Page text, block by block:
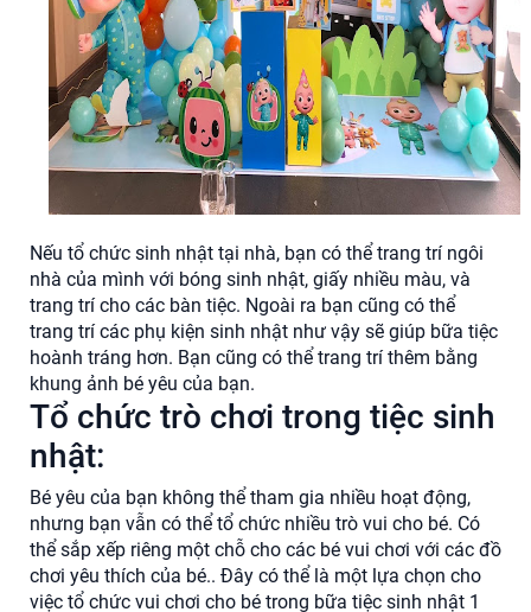
Nếu tổ chức sinh nhật tại nhà, bạn có thể trang trí ngôi
nhà của mình với bóng sinh nhật, giấy nhiều màu, và
trang trí cho các bàn tiệc. Ngoài ra bạn cũng có thể
trang trí các phụ kiện sinh nhật như vậy sẽ giúp bữa tiệc
hoành tráng hơn. Bạn cũng có thể trang trí thêm bằng
khung ảnh bé yêu của bạn.
Tổ chức trò chơi trong tiệc sinh
nhật:
Bé yêu của bạn không thể tham gia nhiều hoạt động,
nhưng bạn vẫn có thể tổ chức nhiều trò vui cho bé. Có
thể sắp xếp riêng một chỗ cho các bé vui chơi với các đồ
chơi yêu thích của bé.. Đây có thể là một lựa chọn cho
việc tổ chức vui chơi cho bé trong bữa tiệc sinh nhật 1